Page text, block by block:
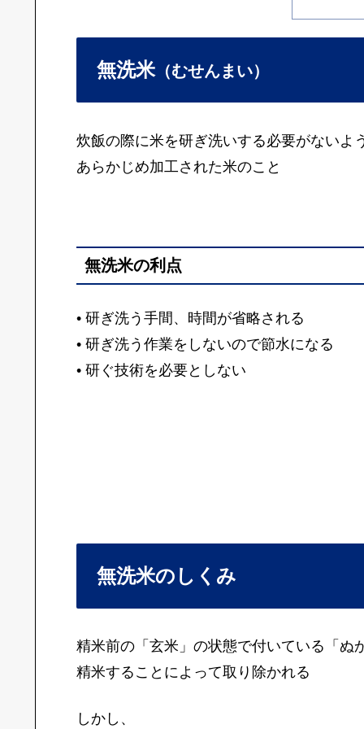
無洗米（むせんまい）
炊飯の際に米を研ぎ洗いする必要がないよ
あらかじめ加工された米のこと
無洗米の利点
• 研ぎ洗う手間、時間が省略される
• 研ぎ洗う作業をしないので節水になる
• 研ぐ技術を必要としない
無洗米のしくみ
精米前の「玄米」の状態で付いている「ぬ
精米することによって取り除かれる
しかし、